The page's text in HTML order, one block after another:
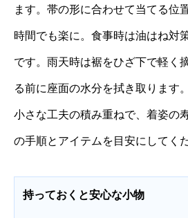
ます。帯の形に合わせて当てる位
時間でも楽に。食事時は油はね対
です。雨天時は裾をひざ下で軽く
る前に座面の水分を拭き取ります。
小さな工夫の積み重ねで、着姿の
の手順とアイテムを目安にしてく
持っておくと安心な小物